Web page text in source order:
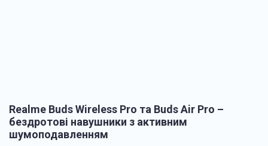
Realme Buds Wireless Pro та Buds Air Pro –
бездротові навушники з активним
шумоподавленням